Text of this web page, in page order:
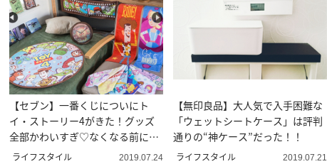
【セブン】一番くじについにト
イ・ストーリー4がきた！グッズ
全部かわいすぎ♡なくなる前に急
げ～！
ライフスタイル 2019.07.24
【無印良品】大人気で入手困難な
「ウェットシートケース」は評判
通りの“神ケース”だった！！
ライフスタイル 2019.07.21